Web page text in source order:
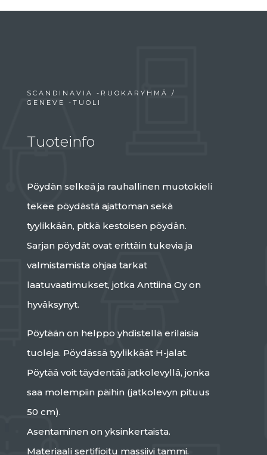
SCANDINAVIA -RUOKARYHMÄ /
GENEVE -TUOLI
Tuoteinfo
Pöydän selkeä ja rauhallinen muotokieli
tekee pöydästä ajattoman sekä
tyylikkään, pitkä kestoisen pöydän.
Sarjan pöydät ovat erittäin tukevia ja
valmistamista ohjaa tarkat
laatuvaatimukset, jotka Anttiina Oy on
hyväksynyt.
Pöytään on helppo yhdistellä erilaisia
tuoleja. Pöydässä tyylikkäät H-jalat.
Pöytää voit täydentää jatkolevyllä, jonka
saa molempiin päihin (jatkolevyn pituus
50 cm).
Asentaminen on yksinkertaista.
Materiaali sertifioitu massiivi tammi.